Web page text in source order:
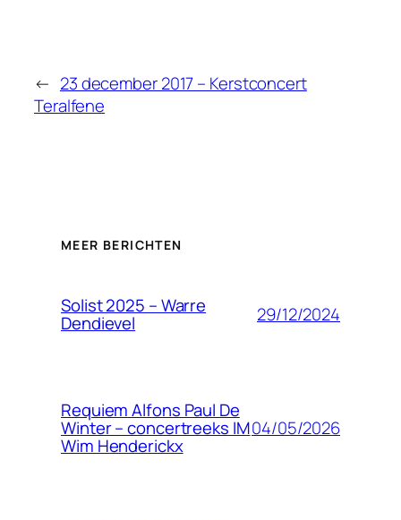
← 23 december 2017 – Kerstconcert
Teralfene
MEER BERICHTEN
Solist 2025 – Warre
Dendievel 29/12/2024
Requiem Alfons Paul De
Winter – concertreeks IM
Wim Henderickx
04/05/2026